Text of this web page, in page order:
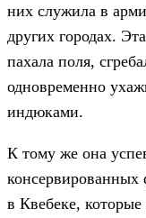
них служила в
других городах.
пахала поля,
одновременно
индюками.
К тому же она
в Квебеке, которые